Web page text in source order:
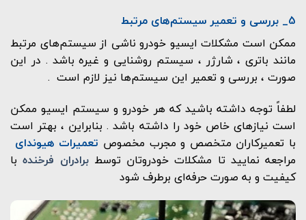
5_ بررسی و تعمیر سیستم‌های مرتبط
ممکن است مشکلات ایسیو خودرو ناشی از سیستم‌های مرتبط
مانند باتری ، شارژر ، سیستم روشنایی و غیره باشد . در این
صورت ، بررسی و تعمیر این سیستم‌ها نیز لازم است .
لطفاً توجه داشته باشید که هر خودرو و سیستم ایسیو ممکن
است نیازهای خاص خود را داشته باشد . بنابراین ، بهتر است
با تعمیرکاران متخصص و مجرب مخصوص تعمیرات هیوندای
مراجعه نمایید تا مشکلات خودروتان توسطبرادران فرخندهبا
کیفیت و به صورت حرفه‌ای برطرف شود